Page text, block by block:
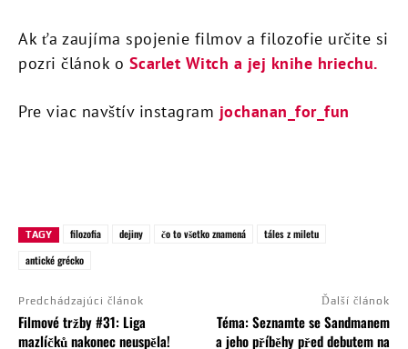
Ak ťa zaujíma spojenie filmov a filozofie určite si
pozri článok o Scarlet Witch a jej knihe hriechu.
Pre viac navštív instagram jochanan_for_fun
TAGY filozofia dejiny čo to všetko znamená
táles z miletu
antické grécko
Predchádzajúci článok
Filmové tržby #31: Liga
mazlíčků nakonec neuspěla!
Ďalší článok
Téma: Seznamte se Sandmanem
a jeho příběhy před debutem na